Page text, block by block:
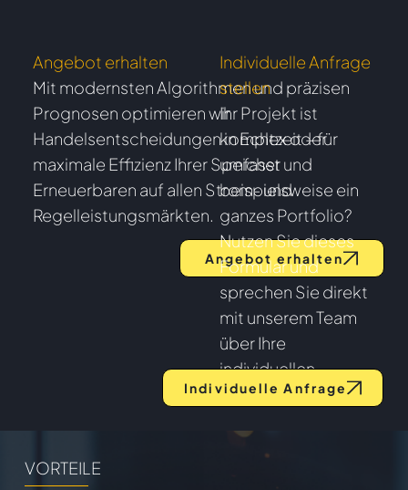
Angebot erhalten
Mit modernsten Algorithmen und präzisen
Prognosen optimieren wir
Handelsentscheidungen in Echtzeit – für
maximale Effizienz Ihrer Speicher und
Erneuerbaren auf allen Strom- und
Regelleistungsmärkten.
Angebot erhalten
Individuelle Anfrage
stellen
Ihr Projekt ist
komplex oder
umfasst
beispielsweise ein
ganzes Portfolio?
Nutzen Sie dieses
Formular und
sprechen Sie direkt
mit unserem Team
über Ihre
individuellen
Anforderungen.
Individuelle Anfrage
VORTEILE